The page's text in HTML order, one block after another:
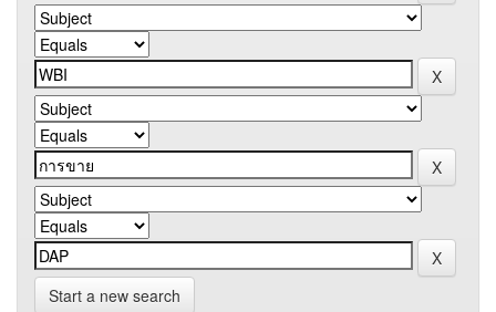
Start a new search